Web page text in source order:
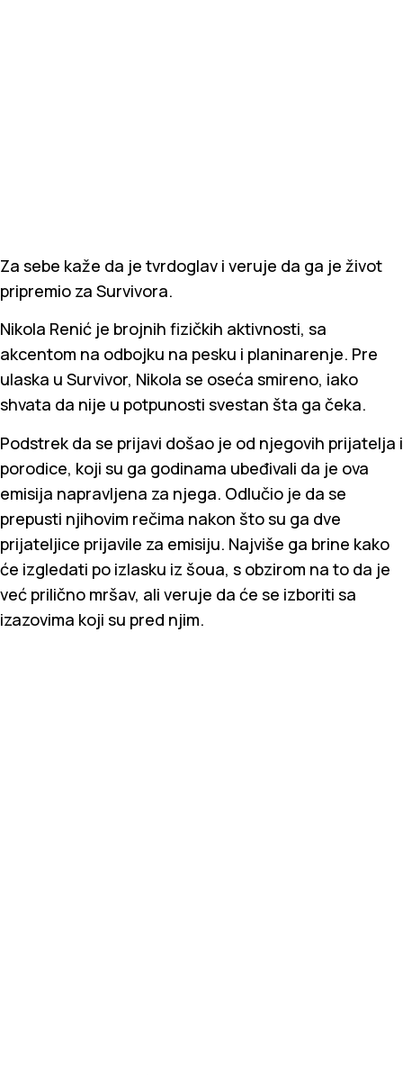
Za sebe kaže da je tvrdoglav i veruje da ga je život
pripremio za Survivora.
Nikola Renić je brojnih fizičkih aktivnosti, sa
akcentom na odbojku na pesku i planinarenje. Pre
ulaska u Survivor, Nikola se oseća smireno, iako
shvata da nije u potpunosti svestan šta ga čeka.
Podstrek da se prijavi došao je od njegovih prijatelja i
porodice, koji su ga godinama ubeđivali da je ova
emisija napravljena za njega. Odlučio je da se
prepusti njihovim rečima nakon što su ga dve
prijateljice prijavile za emisiju. Najviše ga brine kako
će izgledati po izlasku iz šoua, s obzirom na to da je
već prilično mršav, ali veruje da će se izboriti sa
izazovima koji su pred njim.